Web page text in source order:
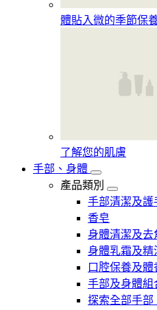
體貼入微的季節保
了解您的肌膚
手部、身體
產品類別
手部清潔及護
香皂
身體清潔及去
身體乳霜及精
口腔保養及體
手部及身體組
探索全部手部